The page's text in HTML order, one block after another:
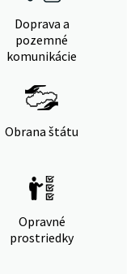
Doprava a
pozemné
komunikácie
Obrana štátu
Opravné
prostriedky